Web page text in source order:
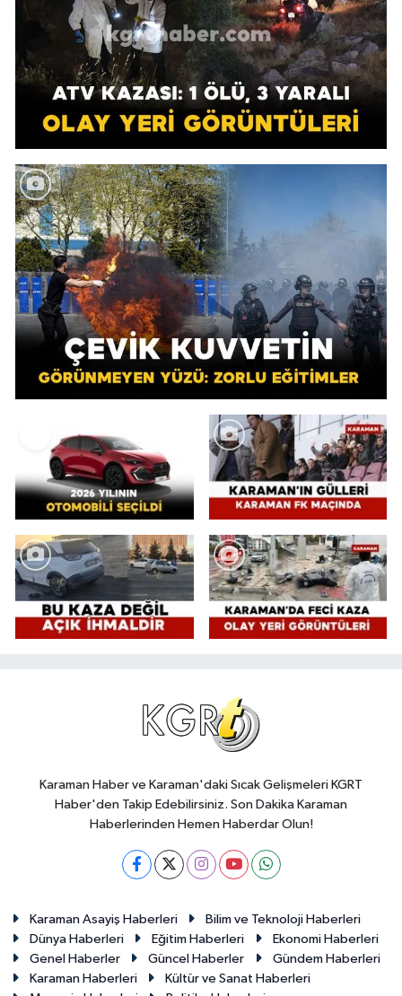
Karaman Haber ve Karaman'daki Sıcak Gelişmeleri KGRT
Haber'den Takip Edebilirsiniz. Son Dakika Karaman
Haberlerinden Hemen Haberdar Olun!
Karaman Asayiş Haberleri
Bilim ve Teknoloji Haberleri
Dünya Haberleri
Eğitim Haberleri
Ekonomi Haberleri
Genel Haberler
Güncel Haberler
Gündem Haberleri
Karaman Haberleri
Kültür ve Sanat Haberleri